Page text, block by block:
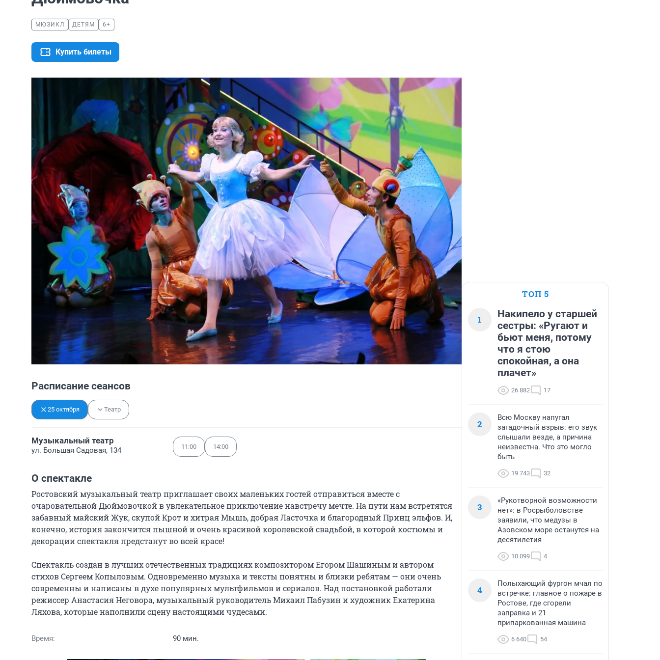
МЮЗИКЛ ДЕТЯМ 6+
Купить билеты
Расписание сеансов
25 октября Театр
Музыкальный театр
ул. Большая Садовая, 134 11:00 14:00
О спектакле
Ростовский музыкальный театр приглашает своих маленьких гостей отправиться вместе с
очаровательной Дюймовочкой в увлекательное приключение навстречу мечте. На пути нам встретятся
забавный майский Жук, скупой Крот и хитрая Мышь, добрая Ласточка и благородный Принц эльфов. И,
конечно, история закончится пышной и очень красивой королевской свадьбой, в которой костюмы и
декорации спектакля предстанут во всей красе!
Спектакль создан в лучших отечественных традициях композитором Егором Шашиным и автором
стихов Сергеем Копыловым. Одновременно музыка и тексты понятны и близки ребятам — они очень
современны и написаны в духе популярных мультфильмов и сериалов. Над постановкой работали
режиссер Анастасия Неговора, музыкальный руководитель Михаил Пабузин и художник Екатерина
Ляхова, которые наполнили сцену настоящими чудесами.
Время: 90 мин.
ТОП 5
1
Накипело у старшей
сестры: «Ругают и
бьют меня, потому
что я стою
спокойная, а она
плачет»
26 882 17
2
Всю Москву напугал
загадочный взрыв: его звук
слышали везде, а причина
неизвестна. Что это могло
быть
19 743 32
3
«Рукотворной возможности
нет»: в Росрыболовстве
заявили, что медузы в
Азовском море останутся на
десятилетия
10 099 4
4
Полыхающий фургон мчал по
встречке: главное о пожаре в
Ростове, где сгорели
заправка и 21
припаркованная машина
6 640 54